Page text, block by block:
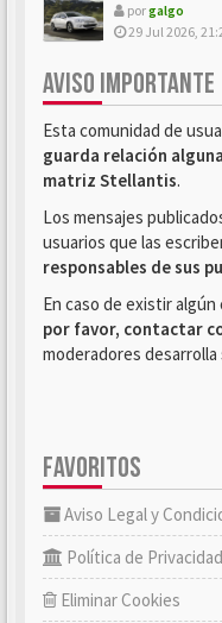
porgalgo
29 Jul 2026,
AVISO IMPORTANTE
Esta comunidad de
guarda relación
matriz Stellantis.
Los mensajes
usuarios que las
responsables de sus
En caso de existir
por favor, contactar
moderadores
FAVORITOS
Aviso Legal y
Política de
Eliminar Cookies